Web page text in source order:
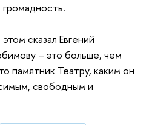
громадность.
сказал Евгений
– это больше, чем
памятник Театру, каким он
свободным и